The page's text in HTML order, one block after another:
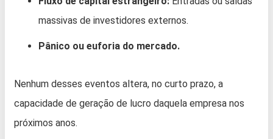
massivas de investidores externos.
Pânico ou euforia do mercado.
Nenhum desses eventos altera, no curto prazo, a
capacidade de geração de lucro daquela empresa nos
próximos anos.